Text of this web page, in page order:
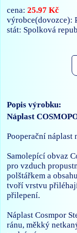
cena:25.97 Kč
výrobce(dovozce):
stát: Spolková
Popis výrobku:
Náplast
Pooperační náplast
Samolepící obvaz
pro vzduch
polštářkem a
tvoří vrstvu
přilepení.
Náplast Cosmpor
ránu, měkký